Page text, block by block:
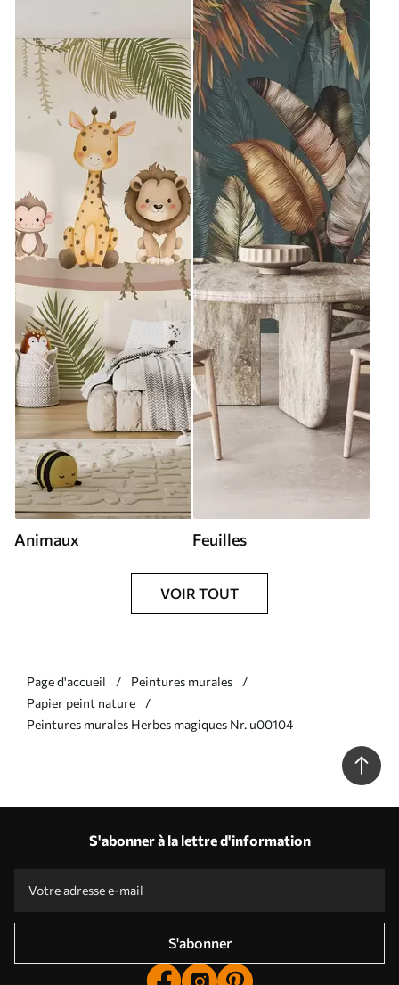
Animaux Feuilles
VOIR TOUT
Page d'accueil
Peintures murales
Papier peint nature
Peintures murales Herbes magiques Nr. u00104
S'abonner à la lettre d'information
S'abonner